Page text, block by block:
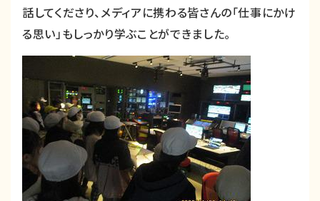
話してくださり、メディアに携わる皆さんの「仕事にかけ
る思い」もしっかり学ぶことができました。